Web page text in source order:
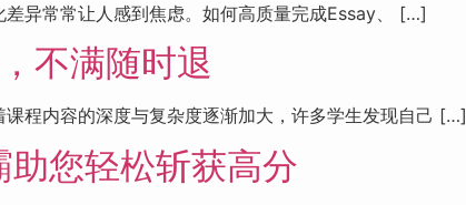
异常常让人感到焦虑。如何高质量完成Essay、 […]
不满随时退
程内容的深度与复杂度逐渐加大，许多学生发现自己 […]
您轻松斩获高分